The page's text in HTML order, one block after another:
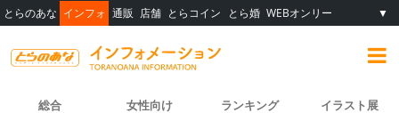
とらのあな インフォ 通販 店舗 とらコイン とら婚 WEBオンリー ▼
総合 女性向け ランキング イラスト展